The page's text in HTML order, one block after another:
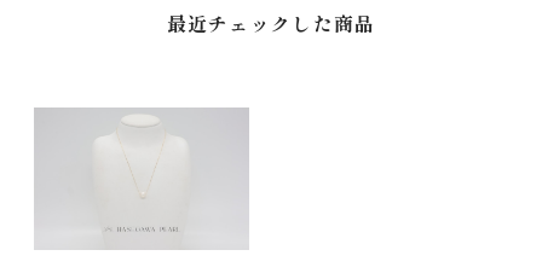
最近チェックした商品